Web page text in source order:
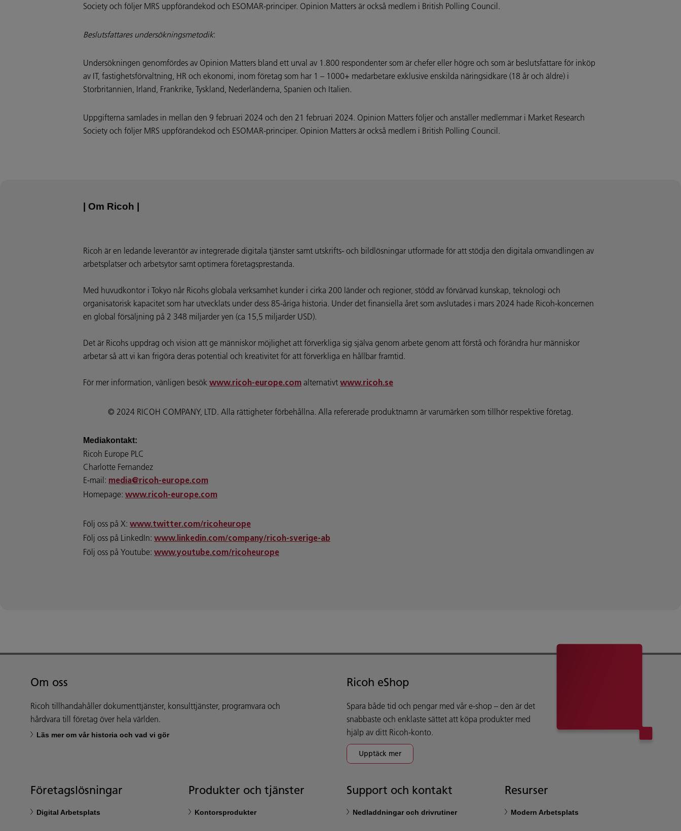
Society och följer MRS uppförandekod och ESOMAR-principer. Opinion Matters är också medlem i British Polling Council.
Beslutsfattares undersökningsmetodik:
Undersökningen genomfördes av Opinion Matters bland ett urval av 1.800 respondenter som är chefer eller högre och som är beslutsfattare för inköp
av IT, fastighetsförvaltning, HR och ekonomi, inom företag som har 1 – 1000+ medarbetare exklusive enskilda näringsidkare (18 år och äldre) i
Storbritannien, Irland, Frankrike, Tyskland, Nederländerna, Spanien och Italien.
Uppgifterna samlades in mellan den 9 februari 2024 och den 21 februari 2024. Opinion Matters följer och anställer medlemmar i Market Research
Society och följer MRS uppförandekod och ESOMAR-principer. Opinion Matters är också medlem i British Polling Council.
| Om Ricoh |
Ricoh är en ledande leverantör av integrerade digitala tjänster samt utskrifts- och bildlösningar utformade för att stödja den digitala omvandlingen av
arbetsplatser och arbetsytor samt optimera företagsprestanda.
Med huvudkontor i Tokyo når Ricohs globala verksamhet kunder i cirka 200 länder och regioner, stödd av förvärvad kunskap, teknologi och
organisatorisk kapacitet som har utvecklats under dess 85-åriga historia. Under det finansiella året som avslutades i mars 2024 hade Ricoh-koncernen
en global försäljning på 2 348 miljarder yen (ca 15,5 miljarder USD).
Det är Ricohs uppdrag och vision att ge människor möjlighet att förverkliga sig själva genom arbete genom att förstå och förändra hur människor
arbetar så att vi kan frigöra deras potential och kreativitet för att förverkliga en hållbar framtid.
För mer information, vänligen besök www.ricoh-europe.com alternativt www.ricoh.se
© 2024 RICOH COMPANY, LTD. Alla rättigheter förbehållna. Alla refererade produktnamn är varumärken som tillhör respektive företag.
Mediakontakt:
Ricoh Europe PLC
Charlotte Fernandez
E-mail: media@ricoh-europe.com
Homepage: www.ricoh-europe.com
Följ oss på X: www.twitter.com/ricoheurope
Följ oss på LinkedIn: www.linkedin.com/company/ricoh-sverige-ab
Följ oss på Youtube: www.youtube.com/ricoheurope
Om oss
Ricoh tillhandahåller dokumenttjänster, konsulttjänster, programvara och
hårdvara till företag över hela världen.
Läs mer om vår historia och vad vi gör
Ricoh eShop
Spara både tid och pengar med vår e-shop – den är det
snabbaste och enklaste sättet att köpa produkter med
hjälp av ditt Ricoh-konto.
Upptäck mer
Företagslösningar
Digital Arbetsplats
Produkter och tjänster
Kontorsprodukter
Support och kontakt
Nedladdningar och drivrutiner
Resurser
Modern Arbetsplats